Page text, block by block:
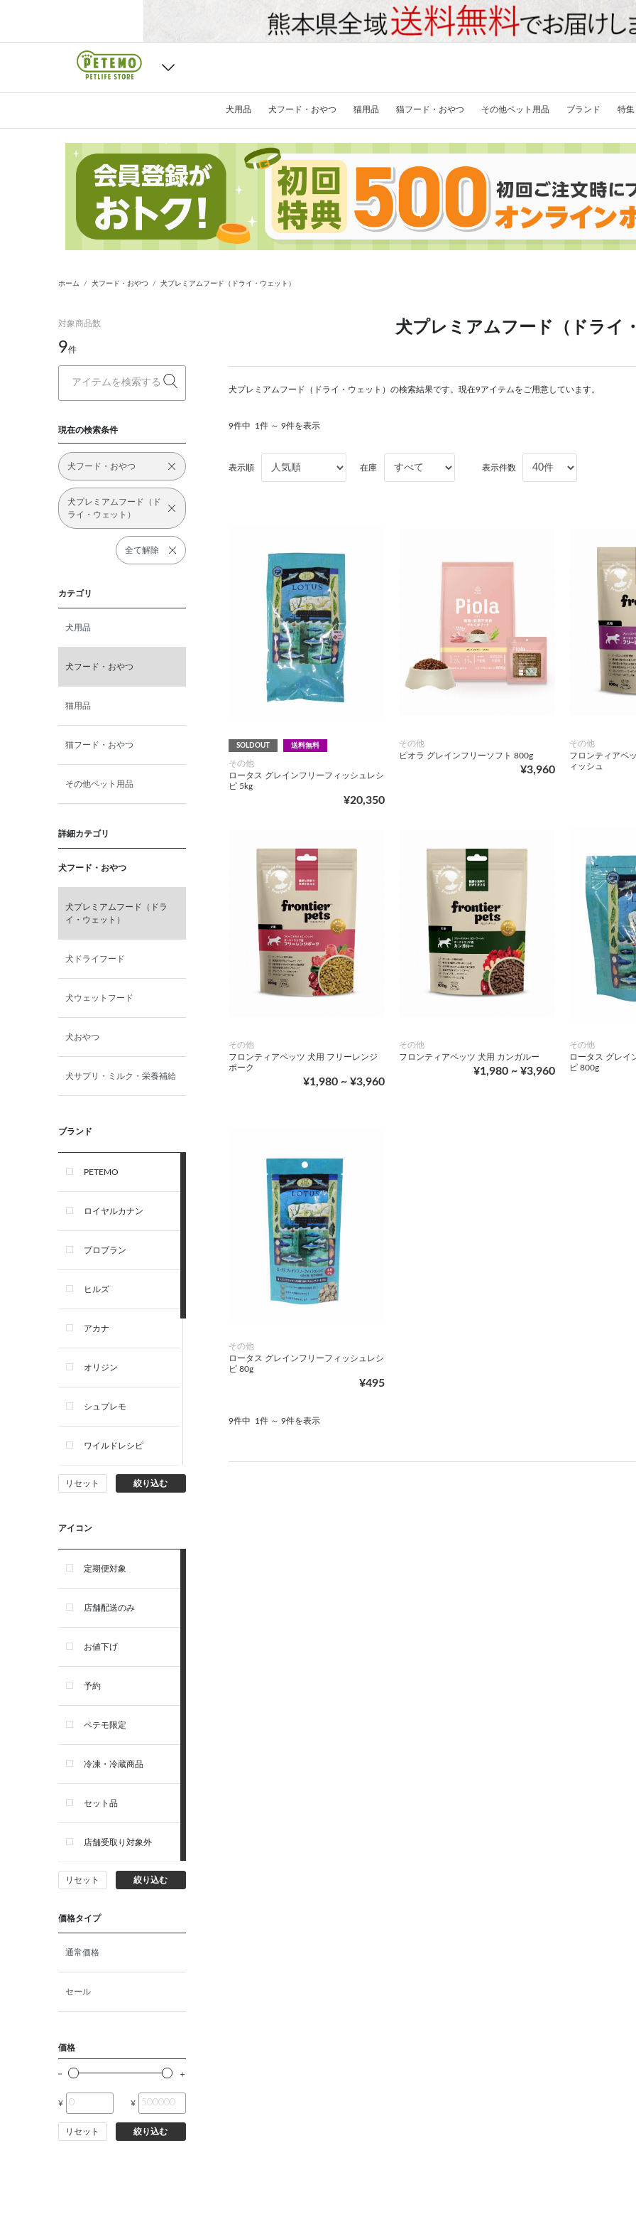
犬用品 犬フード・おやつ 猫用品 猫フード・おやつ その他ペット用品 ブランド 特集
ホーム 犬フード・おやつ 犬プレミアムフード（ドライ・ウェット）
対象商品数
9件
現在の検索条件
犬フード・おやつ
犬プレミアムフード（ド
ライ・ウェット）
全て解除
カテゴリ
犬用品
犬フード・おやつ
猫用品
猫フード・おやつ
その他ペット用品
詳細カテゴリ
犬フード・おやつ
犬プレミアムフード（ドラ
イ・ウェット）
犬ドライフード
犬ウェットフード
犬おやつ
犬サプリ・ミルク・栄養補給
ブランド
PETEMO
ロイヤルカナン
プロプラン
ヒルズ
アカナ
オリジン
シュプレモ
ワイルドレシピ
ナチュラルチョイス
ウェルネス
アーテミス
セレクトバランス
リガロ
ソルビダ
フィジカライフ
リセット 絞り込む
アイコン
定期便対象
店舗配送のみ
お値下げ
予約
ペテモ限定
冷凍・冷蔵商品
セット品
店舗受取り対象外
リセット 絞り込む
価格タイプ
通常価格
セール
価格
¥ ¥
リセット 絞り込む
犬プレミアムフード（ドライ
犬プレミアムフード（ドライ・ウェット）の検索結果です。現在9アイテムをご用意しています。
9件中 1件 ～ 9件を表示
表示順 在庫 表示件数
SOLDOUT 送料無料
その他
ロータス グレインフリーフィッシュレシ
ピ 5kg
¥20,350
その他
ピオラ グレインフリーソフト 800g
¥3,960
その他
フロンティアペ
ィッシュ
その他
フロンティアペッツ 犬用 フリーレンジ
ポーク
¥1,980 ~ ¥3,960
その他
フロンティアペッツ 犬用 カンガルー
¥1,980 ~ ¥3,960
その他
ロータス グレイ
ピ 800g
その他
ロータス グレインフリーフィッシュレシ
ピ 80g
¥495
9件中 1件 ～ 9件を表示